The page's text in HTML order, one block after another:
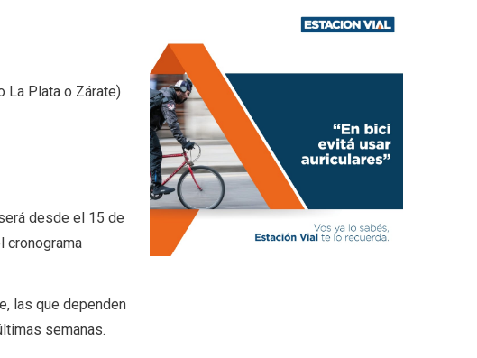
La Plata o Zárate)
desde el 15 de
cronograma
las que dependen
semanas.